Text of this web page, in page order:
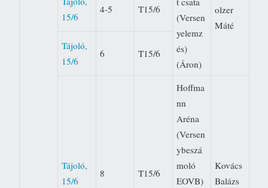
(Versen
yelemz
és)
(Áron)
olzer
Máté
15/6
4-5 T15/6
Tájoló,
15/6
6 T15/6
Tájoló,
15/6
8 T15/6
Hoffma
nn
Aréna
(Versen
ybeszá
moló
EOVB)
Kovács
Balázs